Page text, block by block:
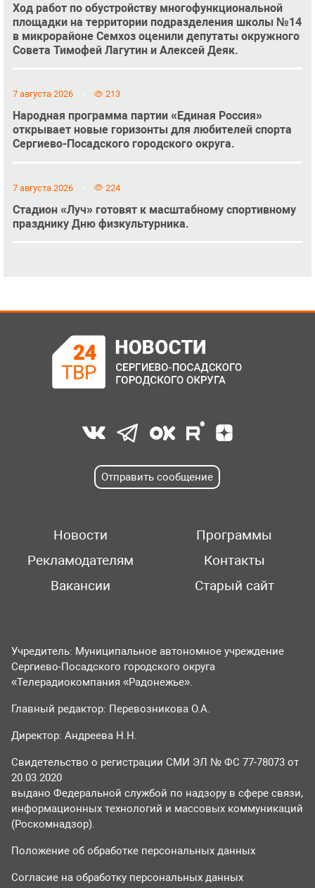
Ход работ по обустройству многофункциональной
площадки на территории подразделения школы №14
в микрорайоне Семхоз оценили депутаты окружного
Совета Тимофей Лагутин и Алексей Деяк.
7 августа 2026 213
Народная программа партии «Единая Россия»
открывает новые горизонты для любителей спорта
Сергиево-Посадского городского округа.
7 августа 2026 224
Стадион «Луч» готовят к масштабному спортивному
празднику Дню физкультурника.
Отправить сообщение
Новости
Программы
Рекламодателям
Контакты
Вакансии
Старый сайт
Учредитель: Муниципальное автономное учреждение
Сергиево-Посадского городского округа
«Телерадиокомпания «Радонежье».
Главный редактор: Перевозникова О.А.
Директор: Андреева Н.Н.
Свидетельство о регистрации СМИ ЭЛ № ФС 77-78073 от
20.03.2020
выдано Федеральной службой по надзору в сфере связи,
информационных технологий и массовых коммуникаций
(Роскомнадзор).
Положение об обработке персональных данных
Согласие на обработку персональных данных